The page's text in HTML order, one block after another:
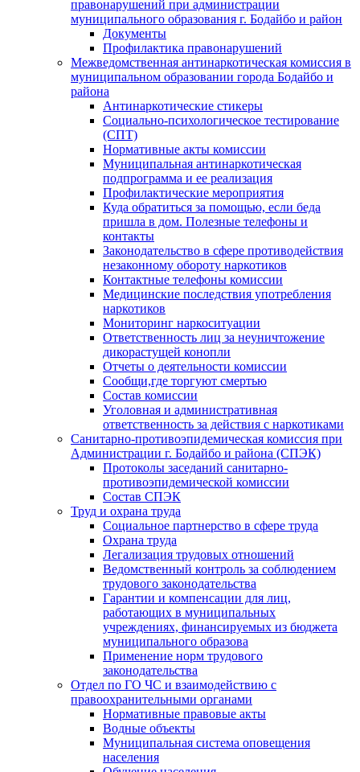
правонарушений при администрации
муниципального образования г. Бодайбо и район
Документы
Профилактика правонарушений
Межведомственная антинаркотическая комиссия в
муниципальном образовании города Бодайбо и
района
Антинаркотические стикеры
Социально-психологическое тестирование
(СПТ)
Нормативные акты комиссии
Муниципальная антинаркотическая
подпрограмма и ее реализация
Профилактические мероприятия
Куда обратиться за помощью, если беда
пришла в дом. Полезные телефоны и
контакты
Законодательство в сфере противодействия
незаконному обороту наркотиков
Контактные телефоны комиссии
Медицинские последствия употребления
наркотиков
Мониторинг наркоситуации
Ответственность лиц за неуничтожение
дикорастущей конопли
Отчеты о деятельности комиссии
Сообщи,где торгуют смертью
Состав комиссии
Уголовная и административная
ответственность за действия с наркотиками
Санитарно-противоэпидемическая комиссия при
Администрации г. Бодайбо и района (СПЭК)
Протоколы заседаний санитарно-
противоэпидемической комиссии
Состав СПЭК
Труд и охрана труда
Социальное партнерство в сфере труда
Охрана труда
Легализация трудовых отношений
Ведомственный контроль за соблюдением
трудового законодательства
Гарантии и компенсации для лиц,
работающих в муниципальных
учреждениях, финансируемых из бюджета
муниципального образова
Применение норм трудового
законодательства
Отдел по ГО ЧС и взаимодействию с
правоохранительными органами
Нормативные правовые акты
Водные объекты
Муниципальная система оповещения
населения